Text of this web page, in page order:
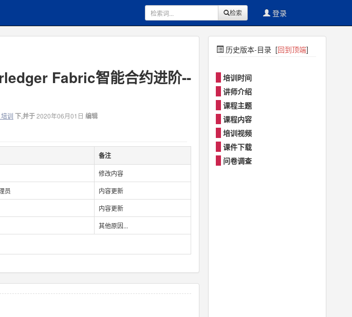
登录
检索
Fabric智能合约进阶--
训 下,并于2020年06月01日 编辑
备注
修改内容
员
内容更新
内容更新
其他原因...
历史版本-目录 [回到顶端]
培训时间
讲师介绍
课程主题
课程内容
培训视频
课件下载
问卷调查